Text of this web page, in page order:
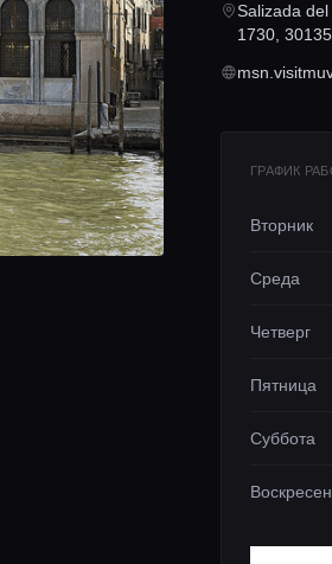
Salizada
1730,
ГРАФИК
Вторник
Среда
Четверг
Пятница
Суббота